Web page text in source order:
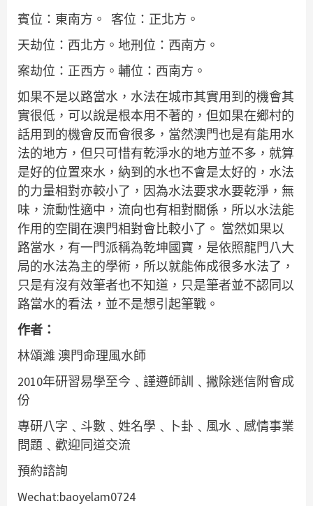
賓位：東南方。 客位：正北方。
天劫位：西北方。地刑位：西南方。
案劫位：正西方。輔位：西南方。
如果不是以路當水，水法在城市其實用到的機會其
實很低，可以說是根本用不著的，但如果在鄉村的
話用到的機會反而會很多，當然澳門也是有能用水
法的地方，但只可惜有乾淨水的地方並不多，就算
是好的位置來水，納到的水也不會是太好的，水法
的力量相對亦較小了，因為水法要求水要乾淨，無
味，流動性適中，流向也有相對關係，所以水法能
作用的空間在澳門相對會比較小了。 當然如果以
路當水，有一門派稱為乾坤國寶，是依照龍門八大
局的水法為主的學術，所以就能佈成很多水法了，
只是有沒有效筆者也不知道，只是筆者並不認同以
路當水的看法，並不是想引起筆戰。
作者：
林頌濰 澳門命理風水師
2010年研習易學至今﹑謹遵師訓﹑撇除迷信附會成
份
專研八字﹑斗數﹑姓名學﹑卜卦﹑風水﹑感情事業
問題﹑歡迎同道交流
預約諮詢
Wechat:baoyelam0724